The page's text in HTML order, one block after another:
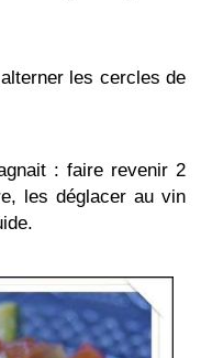
les cercles de
: faire revenir 2
les déglacer au vin